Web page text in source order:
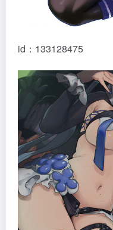
id：133128475